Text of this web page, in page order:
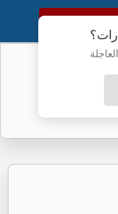
النسخة الكاملة